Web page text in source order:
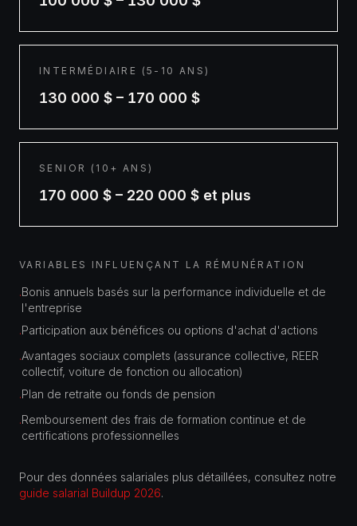
INTERMÉDIAIRE (5-10 ANS)
130 000 $ – 170 000 $
SENIOR (10+ ANS)
170 000 $ – 220 000 $ et plus
VARIABLES INFLUENÇANT LA RÉMUNÉRATION
·Bonis annuels basés sur la performance individuelle et de
l'entreprise
·Participation aux bénéfices ou options d'achat d'actions
·Avantages sociaux complets (assurance collective, REER
collectif, voiture de fonction ou allocation)
·Plan de retraite ou fonds de pension
·Remboursement des frais de formation continue et de
certifications professionnelles
Pour des données salariales plus détaillées, consultez notre
guide salarial Buildup 2026.